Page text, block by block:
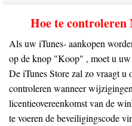
Hoe te
Als uw iTunes- aankopen
op de knop "Koop" , moet u uw
De iTunes Store zal zo vraagt ​​u
controleren wanneer
licentieovereenkomst van de
te voeren de beveiligingscode